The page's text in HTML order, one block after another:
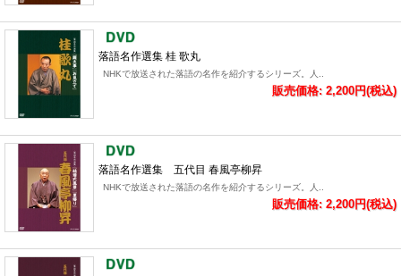
落語名作選集 桂 歌丸
NHKで放送された落語の名作を紹介するシリーズ。人..
販売価格: 2,200円(税込)
落語名作選集 五代目 春風亭柳昇
NHKで放送された落語の名作を紹介するシリーズ。人..
販売価格: 2,200円(税込)